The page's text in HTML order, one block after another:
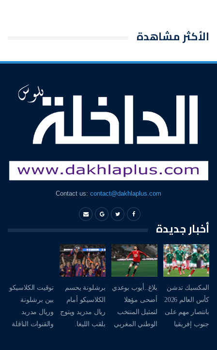
الأكثر مشاهدة
Contact us: contact@dakhlaplus.com
أخبار جديدة
المكسيك تدشن
كأس العالم 2026
بانتصار مهم على
جنوب إفريقيا
بلاغ..أيوب بوعدي
أضحى مؤهلا
لتمثيل المنتخب
الوطني المغربي
برشلونة يحسم
الكلاسيكو أمام
ريال مدريد ويتوج
بلقب الليغا.
توقيت الكلاسيكو
بين برشلونة
وريال مدريد
والقنوات الناقلة